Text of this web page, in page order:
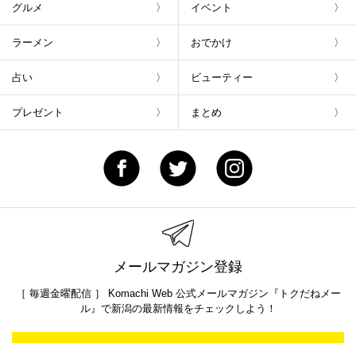
グルメ イベント
ラーメン おでかけ
占い ビューティー
プレゼント まとめ
メールマガジン登録
［ 毎週金曜配信 ］ Komachi Web 公式メールマガジン『トクだねメー
ル』で新潟の最新情報をチェックしよう！